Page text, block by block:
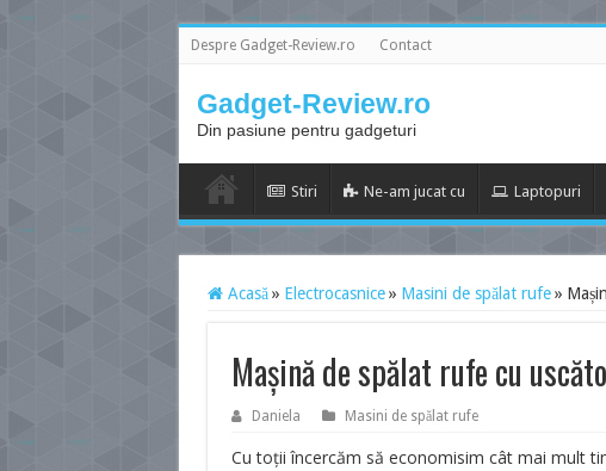
Despre Gadget-Review.ro Contact
Gadget-Review.ro
Din pasiune pentru gadgeturi
Stiri Ne-am jucat cu Laptopuri
Acasă » Electrocasnice » Masini de spălat rufe »
Mașină de spălat rufe cu
Daniela Masini de spălat rufe
Cu toții încercăm să economisim cât mai mult